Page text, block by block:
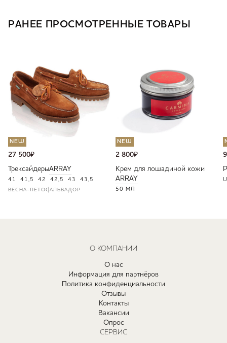
РАНЕЕ ПРОСМОТРЕННЫЕ ТОВАРЫ
NEW
27 500₽
ТрексайдерыARRAY
41 41,5 42 42,5 43 43,5
ВЕСНА-ЛЕТОСАЛЬВАДОР
NEW
2 800₽
Крем для лошадиной кожи
ARRAY
50 МЛ
О КОМПАНИИ
О нас
Информация для партнёров
Политика конфиденциальности
Отзывы
Контакты
Вакансии
Опрос
СЕРВИС